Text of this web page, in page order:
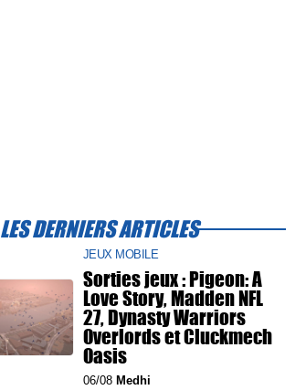
LES DERNIERS ARTICLES
JEUX MOBILE
Sorties jeux : Pigeon: A
Love Story, Madden NFL
27, Dynasty Warriors
Overlords et Cluckmech
Oasis
06/08 Medhi